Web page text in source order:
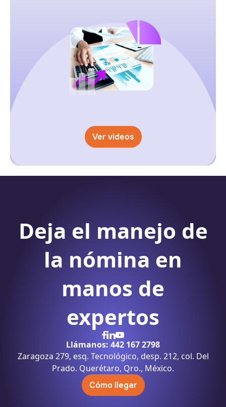
Ver videos
Deja el manejo de
la nómina en
manos de
expertos
Llámanos: 442 167 2798
Zaragoza 279, esq. Tecnológico, desp. 212, col. Del
Prado. Querétaro, Qro., México.
Cómo llegar